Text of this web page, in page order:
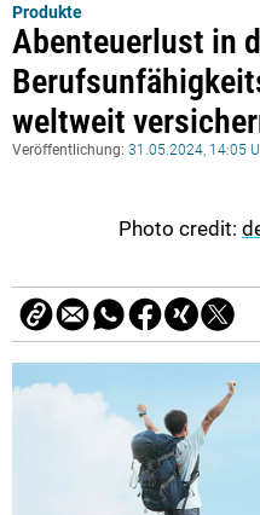
Produkte
Abenteuerlust in
weltweit
Veröffentlichung: 31.05.2024, 14:05
Photo credit: